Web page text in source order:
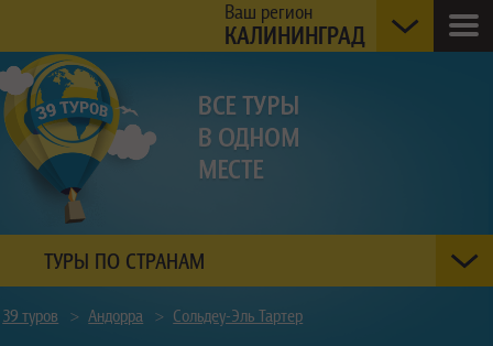
Ваш регион
КАЛИНИНГРАД
ТУРЫ ПО СТРАНАМ
39 туров > Андорра > Сольдеу-Эль Тартер